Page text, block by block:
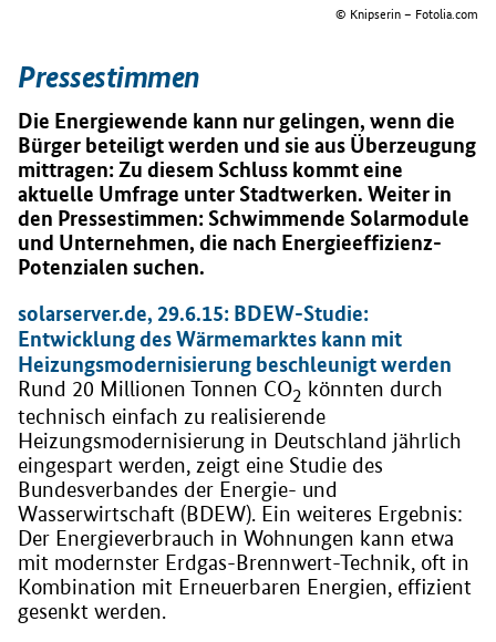
© Knipserin – Fotolia.com
Pressestimmen
Die Energiewende kann nur gelingen, wenn die
Bürger beteiligt werden und sie aus Überzeugung
mittragen: Zu diesem Schluss kommt eine
aktuelle Umfrage unter Stadtwerken. Weiter in
den Pressestimmen: Schwimmende Solarmodule
und Unternehmen, die nach Energieeffizienz-
Potenzialen suchen.
solarserver.de, 29.6.15: BDEW-Studie:
Entwicklung des Wärmemarktes kann mit
Heizungsmodernisierung beschleunigt werden
Rund 20 Millionen Tonnen CO2 könnten durch
technisch einfach zu realisierende
Heizungsmodernisierung in Deutschland jährlich
eingespart werden, zeigt eine Studie des
Bundesverbandes der Energie- und
Wasserwirtschaft (BDEW). Ein weiteres Ergebnis:
Der Energieverbrauch in Wohnungen kann etwa
mit modernster Erdgas-Brennwert-Technik, oft in
Kombination mit Erneuerbaren Energien, effizient
gesenkt werden.